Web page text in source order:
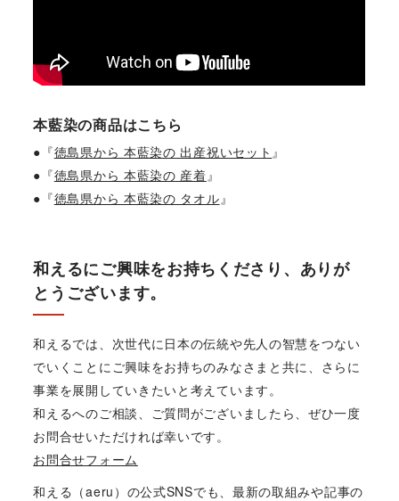
本藍染の商品はこちら
●『徳島県から 本藍染の 出産祝いセット 』
●『徳島県から 本藍染の 産着』
●『徳島県から 本藍染の タオル』
和えるにご興味をお持ちくださり、ありが
とうございます。
和えるでは、次世代に日本の伝統や先人の智慧をつない
でいくことにご興味をお持ちのみなさまと共に、さらに
事業を展開していきたいと考えています。
和えるへのご相談、ご質問がございましたら、ぜひ一度
お問合せいただければ幸いです。
お問合せフォーム
和える（aeru）の公式SNSでも、最新の取組みや記事の